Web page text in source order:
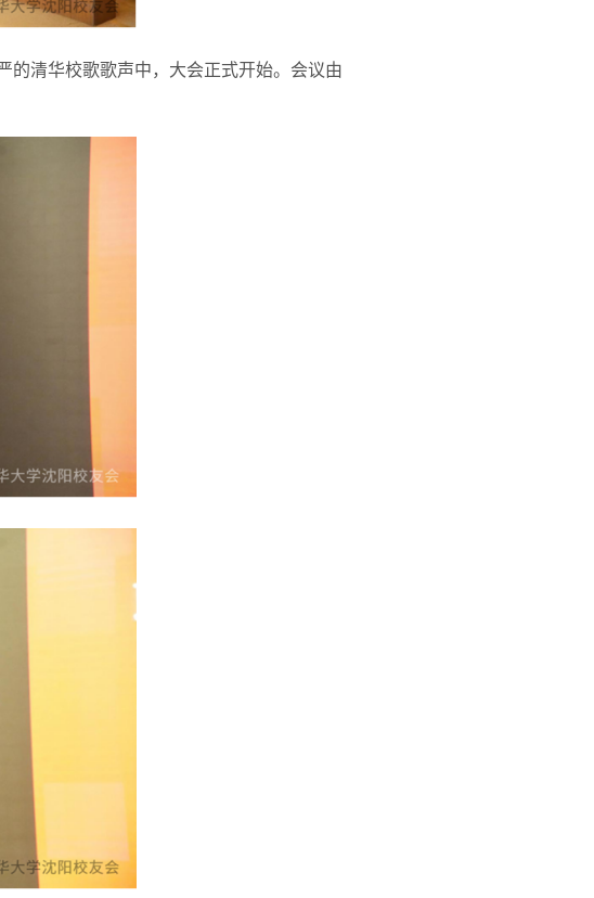
清华校歌歌声中，大会正式开始。会议由